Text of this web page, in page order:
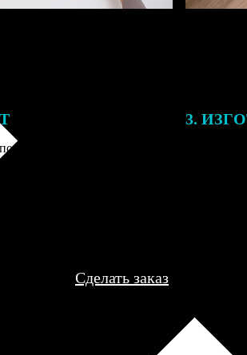
заказа к печати
могут связаться с Вами
телефону или email для
деталей.
3.
Оплатите
оплаты
Сделать заказ